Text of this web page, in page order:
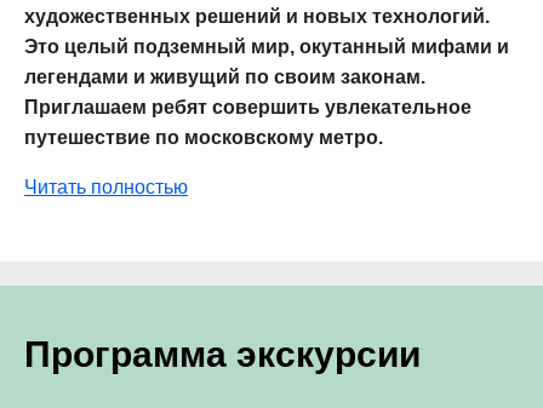
художественных решений и новых технологий.
Это целый подземный мир, окутанный мифами и
легендами и живущий по своим законам.
Приглашаем ребят совершить увлекательное
путешествие по московскому метро.
Читать полностью
Программа экскурсии